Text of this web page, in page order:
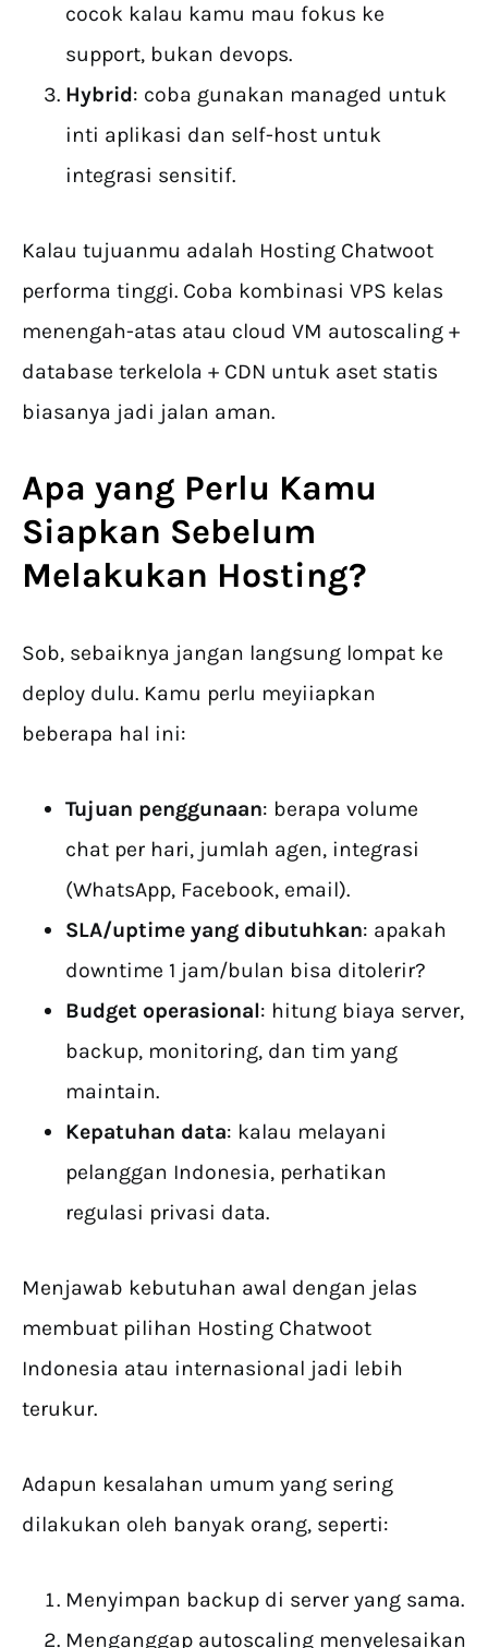
cocok kalau kamu mau fokus ke
support, bukan devops.
Hybrid: coba gunakan managed untuk
inti aplikasi dan self-host untuk
integrasi sensitif.
Kalau tujuanmu adalah Hosting Chatwoot
performa tinggi. Coba kombinasi VPS kelas
menengah-atas atau cloud VM autoscaling +
database terkelola + CDN untuk aset statis
biasanya jadi jalan aman.
Apa yang Perlu Kamu
Siapkan Sebelum
Melakukan Hosting?
Sob, sebaiknya jangan langsung lompat ke
deploy dulu. Kamu perlu meyiiapkan
beberapa hal ini:
Tujuan penggunaan: berapa volume
chat per hari, jumlah agen, integrasi
(WhatsApp, Facebook, email).
SLA/uptime yang dibutuhkan: apakah
downtime 1 jam/bulan bisa ditolerir?
Budget operasional: hitung biaya server,
backup, monitoring, dan tim yang
maintain.
Kepatuhan data: kalau melayani
pelanggan Indonesia, perhatikan
regulasi privasi data.
Menjawab kebutuhan awal dengan jelas
membuat pilihan Hosting Chatwoot
Indonesia atau internasional jadi lebih
terukur.
Adapun kesalahan umum yang sering
dilakukan oleh banyak orang, seperti:
Menyimpan backup di server yang sama.
Menganggap autoscaling menyelesaikan